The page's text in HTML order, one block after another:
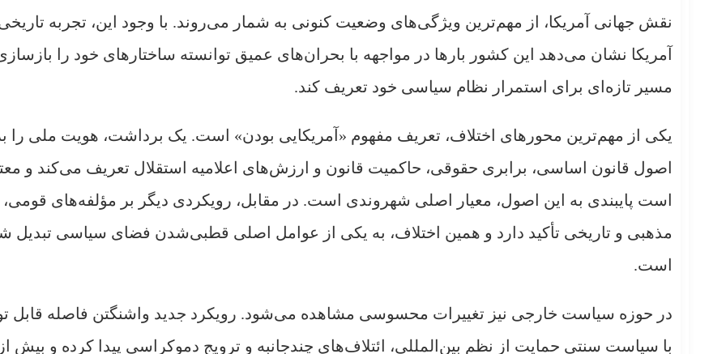
نقش جهانی آمریکا، از مهم‌ترین ویژگی‌های وضعیت کنونی به شمار می‌روند. با وجود این، تجربه
آمریکا نشان می‌دهد این کشور بارها در مواجهه با بحران‌های عمیق توانسته ساختارهای خود را
مسیر تازه‌ای برای استمرار نظام سیاسی خود تعریف کند.
یکی از مهم‌ترین محورهای اختلاف، تعریف مفهوم «آمریکایی بودن» است. یک برداشت، هویت ملی را بر
اصول قانون اساسی، برابری حقوقی، حاکمیت قانون و ارزش‌های اعلامیه استقلال تعریف می‌کند و
است پایبندی به این اصول، معیار اصلی شهروندی است. در مقابل، رویکردی دیگر بر مؤلفه‌های قومی،
مذهبی و تاریخی تأکید دارد و همین اختلاف، به یکی از عوامل اصلی قطبی‌شدن فضای سیاسی تبدیل
است.
در حوزه سیاست خارجی نیز تغییرات محسوسی مشاهده می‌شود. رویکرد جدید واشنگتن فاصله قابل
با سیاست سنتی حمایت از نظم بین‌المللی، ائتلاف‌های چندجانبه و ترویج دموکراسی پیدا کرده و بیش از